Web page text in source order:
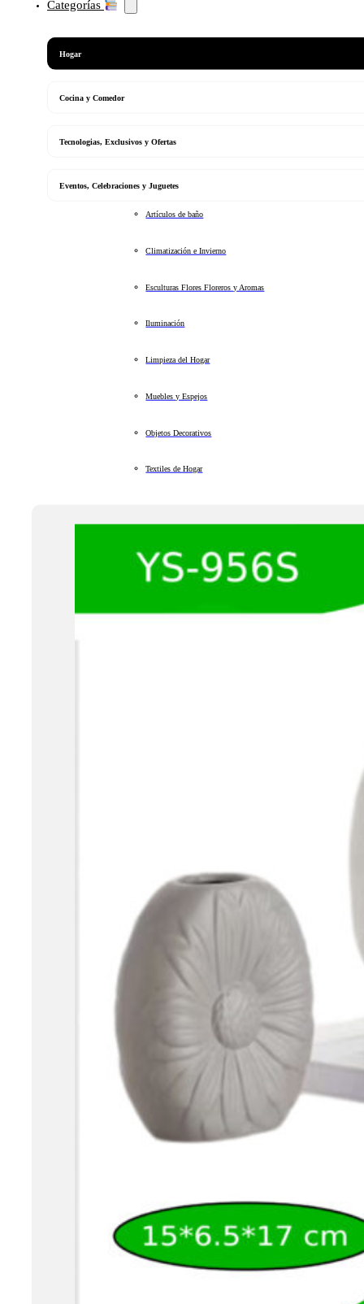
Categorías
Hogar
Cocina y Comedor
Tecnologias, Exclusivos y Ofertas
Eventos, Celebraciones y Juguetes
Artículos de baño
Climatización e Invierno
Esculturas Flores Floreros y Aromas
Iluminación
Limpieza del Hogar
Muebles y Espejos
Objetos Decorativos
Textiles de Hogar